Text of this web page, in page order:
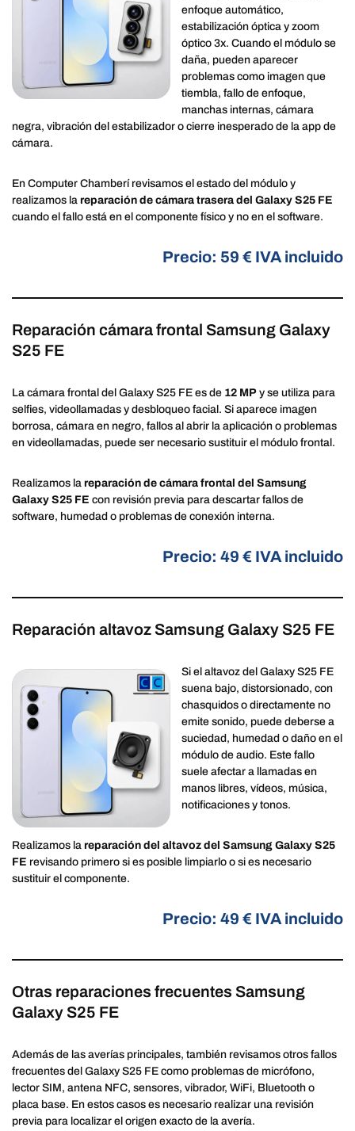
enfoque automático,
estabilización óptica y zoom
óptico 3x. Cuando el módulo se
daña, pueden aparecer
problemas como imagen que
tiembla, fallo de enfoque,
manchas internas, cámara
negra, vibración del estabilizador o cierre inesperado de la app de
cámara.
En Computer Chamberí revisamos el estado del módulo y
realizamos la reparación de cámara trasera del Galaxy S25 FE
cuando el fallo está en el componente físico y no en el software.
Precio: 59 € IVA incluido
Reparación cámara frontal Samsung Galaxy
S25 FE
La cámara frontal del Galaxy S25 FE es de 12 MP y se utiliza para
selfies, videollamadas y desbloqueo facial. Si aparece imagen
borrosa, cámara en negro, fallos al abrir la aplicación o problemas
en videollamadas, puede ser necesario sustituir el módulo frontal.
Realizamos la reparación de cámara frontal del Samsung
Galaxy S25 FE con revisión previa para descartar fallos de
software, humedad o problemas de conexión interna.
Precio: 49 € IVA incluido
Reparación altavoz Samsung Galaxy S25 FE
Si el altavoz del Galaxy S25 FE
suena bajo, distorsionado, con
chasquidos o directamente no
emite sonido, puede deberse a
suciedad, humedad o daño en el
módulo de audio. Este fallo
suele afectar a llamadas en
manos libres, vídeos, música,
notificaciones y tonos.
Realizamos la reparación del altavoz del Samsung Galaxy S25
FE revisando primero si es posible limpiarlo o si es necesario
sustituir el componente.
Precio: 49 € IVA incluido
Otras reparaciones frecuentes Samsung
Galaxy S25 FE
Además de las averías principales, también revisamos otros fallos
frecuentes del Galaxy S25 FE como problemas de micrófono,
lector SIM, antena NFC, sensores, vibrador, WiFi, Bluetooth o
placa base. En estos casos es necesario realizar una revisión
previa para localizar el origen exacto de la avería.